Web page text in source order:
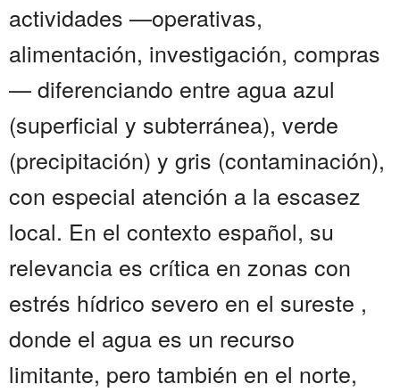
actividades —operativas,
alimentación, investigación, compras
— diferenciando entre agua azul
(superficial y subterránea), verde
(precipitación) y gris (contaminación),
con especial atención a la escasez
local. En el contexto español, su
relevancia es crítica en zonas con
estrés hídrico severo en el sureste ,
donde el agua es un recurso
limitante, pero también en el norte,